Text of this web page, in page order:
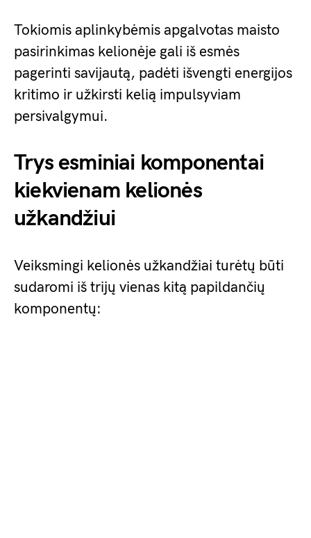
Tokiomis aplinkybėmis apgalvotas maisto
pasirinkimas kelionėje gali iš esmės
pagerinti savijautą, padėti išvengti energijos
kritimo ir užkirsti kelią impulsyviam
persivalgymui.
Trys esminiai komponentai
kiekvienam kelionės
užkandžiui
Veiksmingi kelionės užkandžiai turėtų būti
sudaromi iš trijų vienas kitą papildančių
komponentų: